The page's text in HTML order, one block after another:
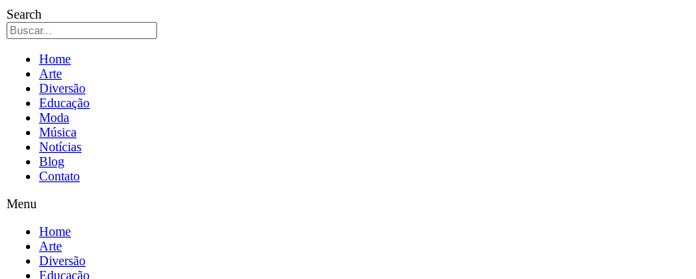
Search
Home
Arte
Diversão
Educação
Moda
Música
Notícias
Blog
Contato
Menu
Home
Arte
Diversão
Educação